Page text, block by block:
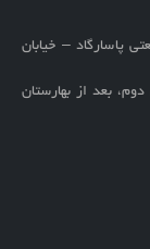
پاسارگاد – خیابان
بلوار کاج، ۲۴متری دوم، بعد از بهارستان